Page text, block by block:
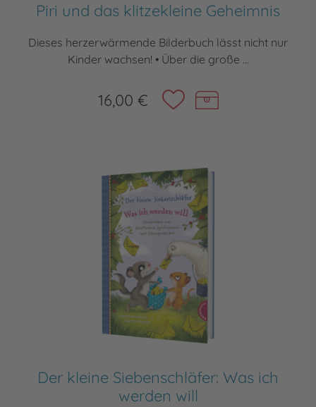
Piri und das klitzekleine Geheimnis
Dieses herzerwärmende Bilderbuch lässt nicht nur
Kinder wachsen! • Über die große ...
16,00 €
Der kleine Siebenschläfer: Was ich
werden will